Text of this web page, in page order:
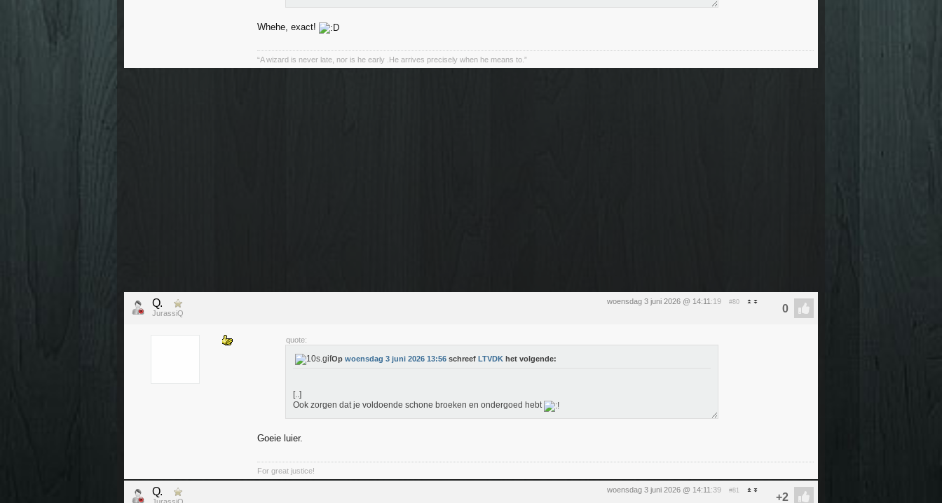
Whehe, exact!
“A wizard is never late, nor is he early .He arrives precisely when he means to.”
woensdag 3 juni 2026 @ 14:11 :19 #80
Q.
JurassiQ
quote:
Op woensdag 3 juni 2026 13:56 schreef LTVDK het volgende:
[..]
Ook zorgen dat je voldoende schone broeken en ondergoed hebt
Goeie luier.
For great justice!
woensdag 3 juni 2026 @ 14:11 :39 #81
Q.